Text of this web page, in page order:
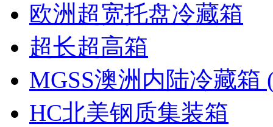
欧洲超宽托盘冷藏箱
超长超高箱
MGSS澳洲内陆冷藏箱
HC北美钢质集装箱